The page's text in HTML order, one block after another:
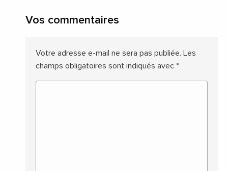
Vos commentaires
Votre adresse e-mail ne sera pas publiée. Les
champs obligatoires sont indiqués avec *